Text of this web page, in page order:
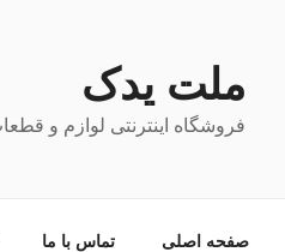
ملت یدک
فروشگاه اینترنتی لوازم و
صفحه اصلی تماس با ما